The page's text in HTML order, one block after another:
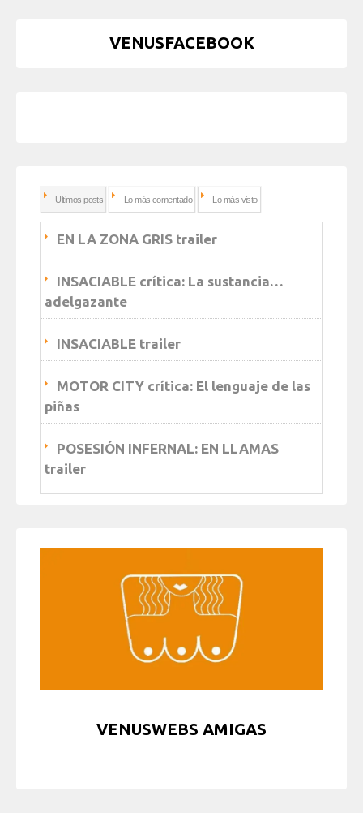
VENUSFACEBOOK
Ultimos posts Lo más comentado Lo más visto
EN LA ZONA GRIS trailer
INSACIABLE crítica: La sustancia…
adelgazante
INSACIABLE trailer
MOTOR CITY crítica: El lenguaje de las
piñas
POSESIÓN INFERNAL: EN LLAMAS
trailer
VENUSWEBS AMIGAS